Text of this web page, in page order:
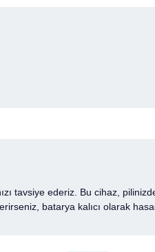
tavsiye ederiz. Bu cihaz,
batarya kalıcı olarak